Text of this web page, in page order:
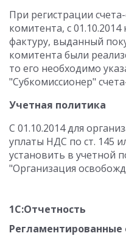
При регистрации
комитента, с
фактуру, выданный
комитента были
то его необходимо
"Субкомиссионер"
Учетная политика
С 01.10.2014 для
уплаты НДС по ст. 145
установить в учетной
"Организация
1С:Отчетность
Регламентированные